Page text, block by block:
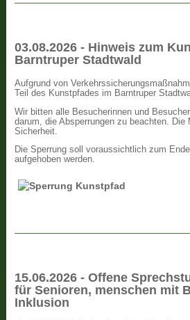
03.08.2026 - Hinweis zum
Barntruper Stadtwald
Aufgrund von
Teil des Kunstpfades im Barntruper
Wir bitten alle Besucherinnen und
darum, die Absperrungen zu beachten. Die
Sicherheit.
Die Sperrung soll voraussichtlich zum
aufgehoben werden.
15.06.2026 - Offene
für Senioren, menschen mit
Inklusion